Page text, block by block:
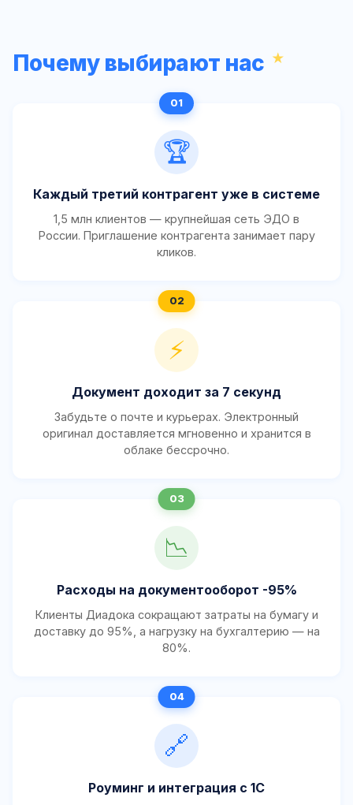
Почему выбирают нас
🏆
Каждый третий контрагент уже в системе
1,5 млн клиентов — крупнейшая сеть ЭДО в
России. Приглашение контрагента занимает пару
кликов.
⚡
Документ доходит за 7 секунд
Забудьте о почте и курьерах. Электронный
оригинал доставляется мгновенно и хранится в
облаке бессрочно.
📉
Расходы на документооборот -95%
Клиенты Диадока сокращают затраты на бумагу и
доставку до 95%, а нагрузку на бухгалтерию — на
80%.
🔗
Роуминг и интеграция с 1С